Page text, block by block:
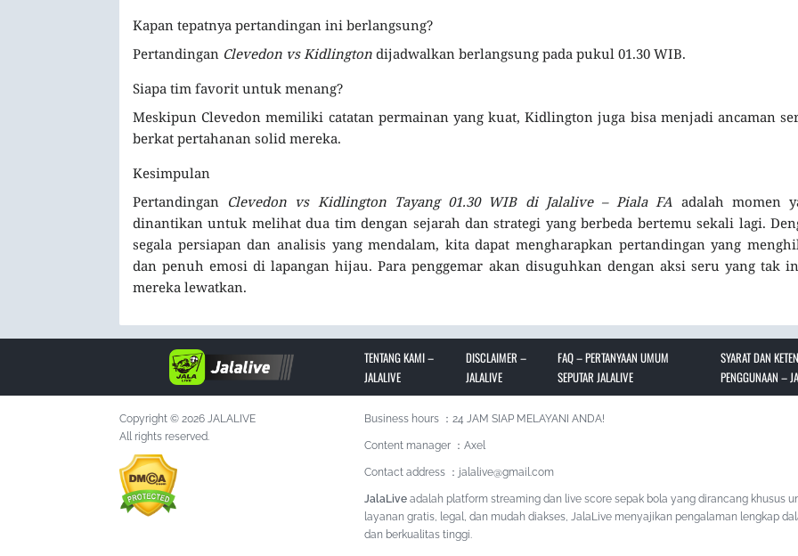
Kapan tepatnya pertandingan ini berlangsung?
Pertandingan Clevedon vs Kidlington dijadwalkan berlangsung pada pukul 01.30 WIB.
Siapa tim favorit untuk menang?
Meskipun Clevedon memiliki catatan permainan yang kuat, Kidlington juga bisa menjadi ancaman
berkat pertahanan solid mereka.
Kesimpulan
Pertandingan Clevedon vs Kidlington Tayang 01.30 WIB di Jalalive – Piala FA adalah momen
dinantikan untuk melihat dua tim dengan sejarah dan strategi yang berbeda bertemu sekali lagi.
segala persiapan dan analisis yang mendalam, kita dapat mengharapkan pertandingan yang
dan penuh emosi di lapangan hijau. Para penggemar akan disuguhkan dengan aksi seru yang tak
mereka lewatkan.
TENTANG KAMI –
JALALIVE
DISCLAIMER –
JALALIVE
FAQ – PERTANYAAN UMUM
SEPUTAR JALALIVE
SYARAT DAN
PENGGUNAAN –
Copyright © 2026 JALALIVE
All rights reserved.
Business hours ：24 JAM SIAP MELAYANI ANDA!
Content manager ：Axel
Contact address ：jalalive@gmail.com
JalaLive adalah platform streaming dan live score sepak bola yang dirancang khusus
layanan gratis, legal, dan mudah diakses, JalaLive menyajikan pengalaman lengkap
dan berkualitas tinggi.